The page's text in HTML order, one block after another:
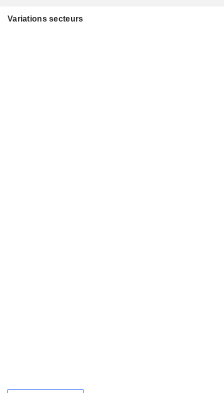
Variations secteurs